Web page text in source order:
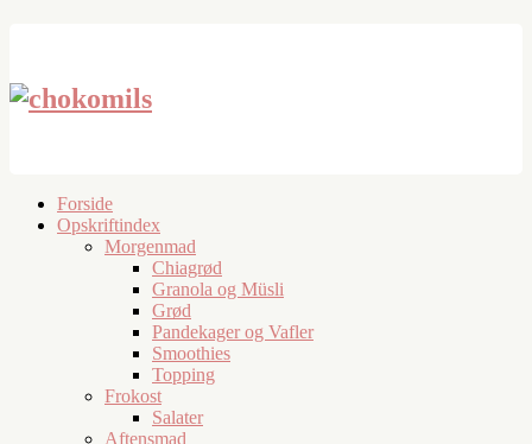
Forside
Opskriftindex
Morgenmad
Chiagrød
Granola og Müsli
Grød
Pandekager og Vafler
Smoothies
Topping
Frokost
Salater
Aftensmad